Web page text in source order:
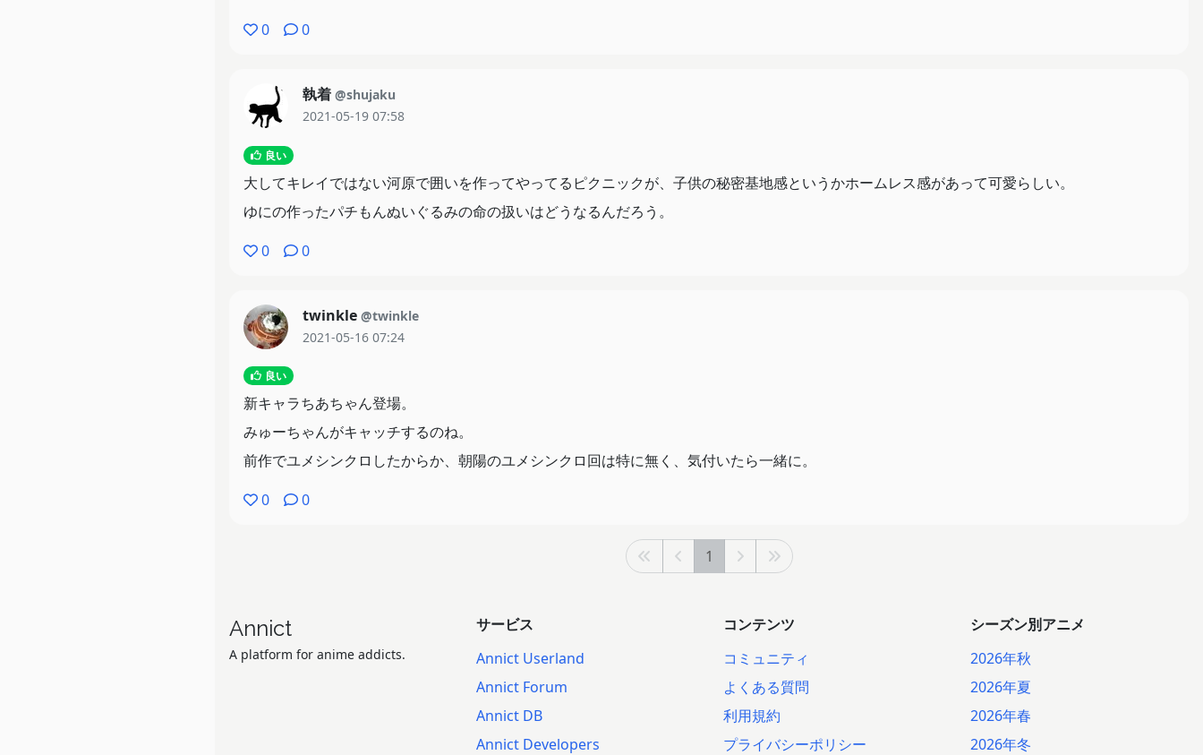
0
0
執着 @shujaku
2021-05-19 07:58
良い
大してキレイではない河原で囲いを作ってやってるピクニックが、子供の秘密基地感というかホームレス感があって可愛らしい。
ゆにの作ったパチもんぬいぐるみの命の扱いはどうなるんだろう。
0
0
twinkle @twinkle
2021-05-16 07:24
良い
新キャラちあちゃん登場。
みゅーちゃんがキャッチするのね。
前作でユメシンクロしたからか、朝陽のユメシンクロ回は特に無く、気付いたら一緒に。
0
0
1
Annict
A platform for anime addicts.
サービス
Annict Userland
Annict Forum
Annict DB
Annict Developers
コンテンツ
コミュニティ
よくある質問
利用規約
プライバシーポリシー
シーズン別アニメ
2026年秋
2026年夏
2026年春
2026年冬